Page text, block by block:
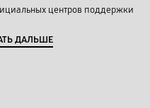
центров поддержки
ДАЛЬШЕ